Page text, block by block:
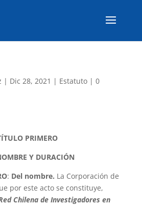
| Dic 28, 2021 | Estatuto| 0
PRIMERO
Y DURACIÓN
: Del nombre. La Corporación de
por este acto se constituye,
Chilena de Investigadores en